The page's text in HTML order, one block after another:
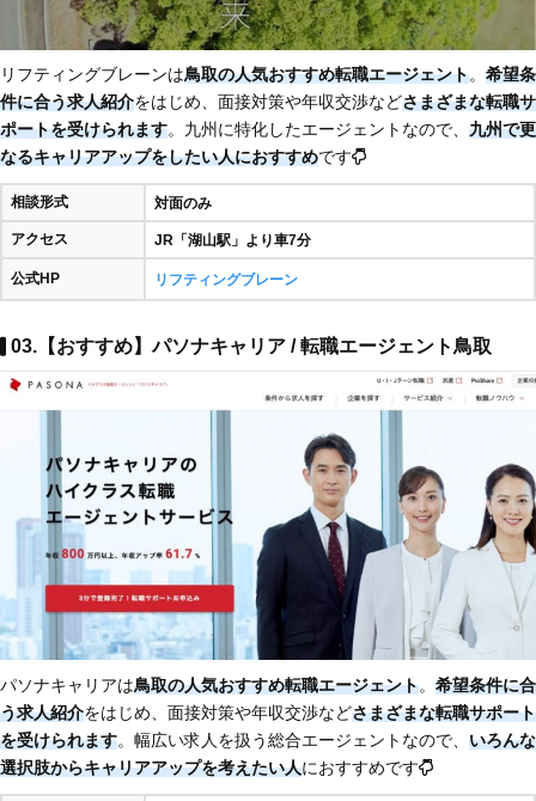
リフティングブレーンは鳥取の人気おすすめ転職エージェント。 希望条
件に合う求人紹介をはじめ、面接対策や年収交渉などさまざまな転職サ
ポートを受けられます。九州に特化したエージェントなので、 九州で更
なるキャリアアップをしたい人におすすめです
相談形式 対面のみ
アクセス JR「湖山駅」より車7分
公式HP リフティングブレーン
03.【おすすめ】パソナキャリア / 転職エージェント鳥取
パソナキャリアは鳥取の人気おすすめ転職エージェント。 希望条件に合
う求人紹介をはじめ、面接対策や年収交渉などさまざまな転職サポート
を受けられます。幅広い求人を扱う総合エージェントなので、 いろんな
選択肢からキャリアアップを考えたい人におすすめです